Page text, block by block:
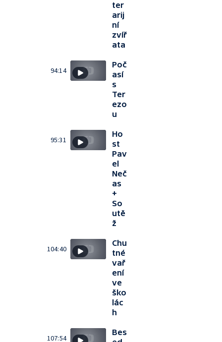
ter
arij
ní
zvíř
ata
94:14
Poč
así
s
Ter
ezo
u
95:31
Ho
st
Pav
el
Neč
as
+
So
utě
ž
104:40
Chu
tné
vař
ení
ve
ško
lác
h
107:54
Bes